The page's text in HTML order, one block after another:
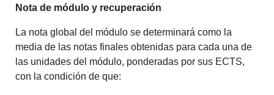
Nota de módulo y recuperación
La nota global del módulo se determinará como la
media de las notas finales obtenidas para cada una de
las unidades del módulo, ponderadas por sus ECTS,
con la condición de que: